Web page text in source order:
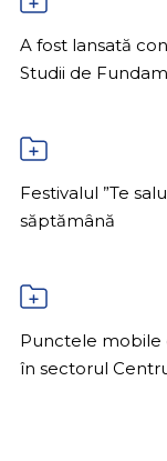
A fost lansată
Studii de
Festivalul ”Te
săptămână
Punctele mobile
în sectorul